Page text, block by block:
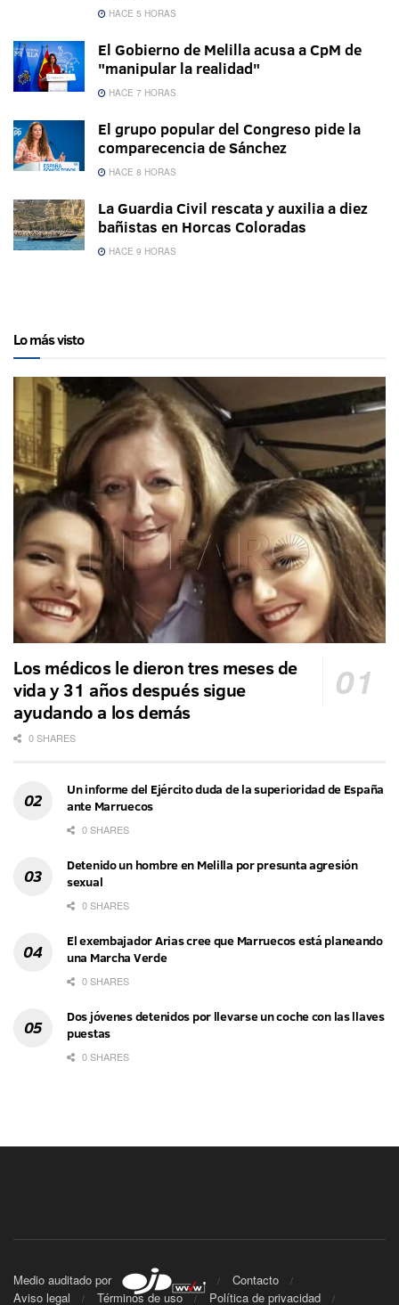
HACE 5 HORAS
El Gobierno de Melilla acusa a CpM de
"manipular la realidad"
HACE 7 HORAS
El grupo popular del Congreso pide la
comparecencia de Sánchez
HACE 8 HORAS
La Guardia Civil rescata y auxilia a diez
bañistas en Horcas Coloradas
HACE 9 HORAS
Lo más visto
Los médicos le dieron tres meses de
vida y 31 años después sigue
ayudando a los demás
0 SHARES
Un informe del Ejército duda de la superioridad de España
ante Marruecos
0 SHARES
Detenido un hombre en Melilla por presunta agresión
sexual
0 SHARES
El exembajador Arias cree que Marruecos está planeando
una Marcha Verde
0 SHARES
Dos jóvenes detenidos por llevarse un coche con las llaves
puestas
0 SHARES
Medio auditado por
Contacto
Aviso legal
Términos de uso Política de privacidad